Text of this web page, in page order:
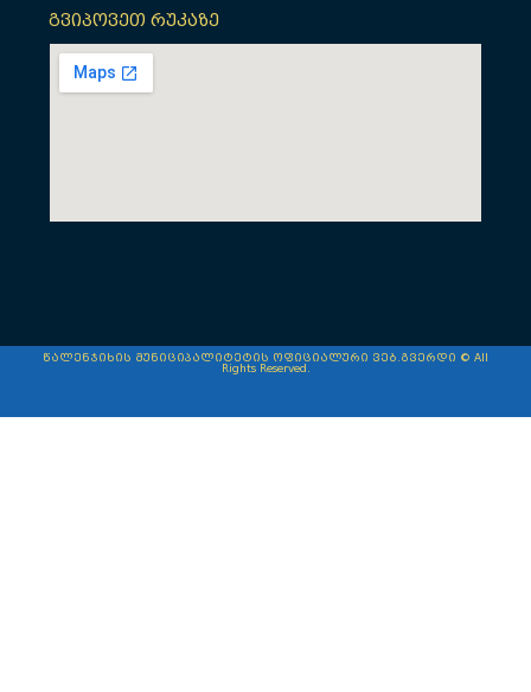
გვიპოვეთ რუკაზე
წალენჯიხის მუნიციპალიტეტის ოფიციალური ვებ.გვერდი © All
Rights Reserved.